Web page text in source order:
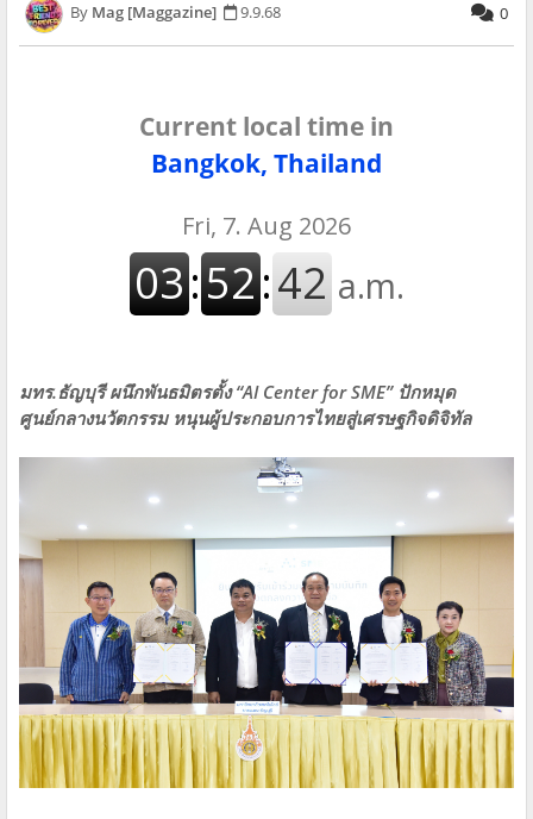
Mag [Maggazine] 9.9.68 0
Current local time in
Bangkok, Thailand
มทร.ธัญบุรี ผนึกพันธมิตรตั้ง “AI Center for SME” ปักหมุด
ศูนย์กลางนวัตกรรม หนุนผู้ประกอบการไทยสู่เศรษฐกิจดิจิทัล